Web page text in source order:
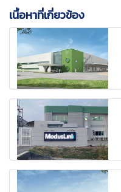
เนื้อหาที่เกี่ยวข้อง